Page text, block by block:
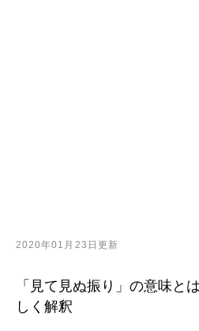
2020年01月23日更新
「見て見ぬ振り」の意味と
しく解釈